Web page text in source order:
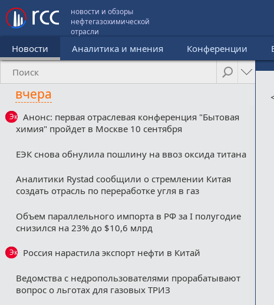
новости и обзоры
нефтегазохимической
отрасли
Новости Аналитика и мнения Конференции
вчера
Эксклюзив
Анонс: первая отраслевая конференция "Бытовая
химия" пройдет в Москве 10 сентября
ЕЭК снова обнулила пошлину на ввоз оксида титана
Аналитики Rystad сообщили о стремлении Китая
создать отрасль по переработке угля в газ
Объем параллельного импорта в РФ за I полугодие
снизился на 23% до $10,6 млрд
Эксклюзив
Россия нарастила экспорт нефти в Китай
Ведомства с недропользователями прорабатывают
вопрос о льготах для газовых ТРИЗ